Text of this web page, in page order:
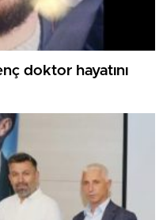
doktor hayatını